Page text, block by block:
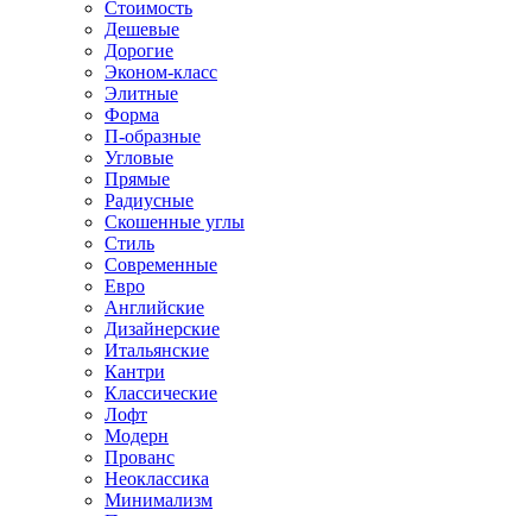
Стоимость
Дешевые
Дорогие
Эконом-класс
Элитные
Форма
П-образные
Угловые
Прямые
Радиусные
Скошенные углы
Стиль
Современные
Евро
Английские
Дизайнерские
Итальянские
Кантри
Классические
Лофт
Модерн
Прованс
Неоклассика
Минимализм